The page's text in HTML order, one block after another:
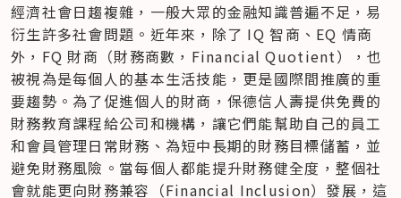
經濟社會日趨複雜，一般大眾的金融知識普遍不足，易
衍生許多社會問題。近年來，除了 IQ 智商、EQ 情商
外，FQ 財商（財務商數，Financial Quotient），也
被視為是每個人的基本生活技能，更是國際間推廣的重
要趨勢。為了促進個人的財商，保德信人壽提供免費的
財務教育課程給公司和機構，讓它們能幫助自己的員工
和會員管理日常財務、為短中長期的財務目標儲蓄，並
避免財務風險。當每個人都能提升財務健全度，整個社
會就能更向財務兼容（Financial Inclusion）發展，這